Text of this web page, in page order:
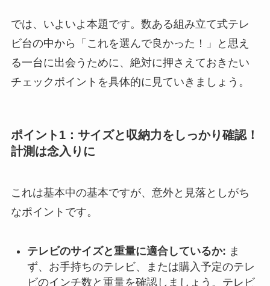
では、いよいよ本題です。数ある組み立て式テレ
ビ台の中から「これを選んで良かった！」と思え
る一台に出会うために、絶対に押さえておきたい
チェックポイントを具体的に見ていきましょう。
ポイント1：サイズと収納力をしっかり確認！
計測は念入りに
これは基本中の基本ですが、意外と見落としがち
なポイントです。
テレビのサイズと重量に適合しているか: ま
ず、お手持ちのテレビ、または購入予定のテレ
ビのインチ数と重量を確認しましょう。テレビ